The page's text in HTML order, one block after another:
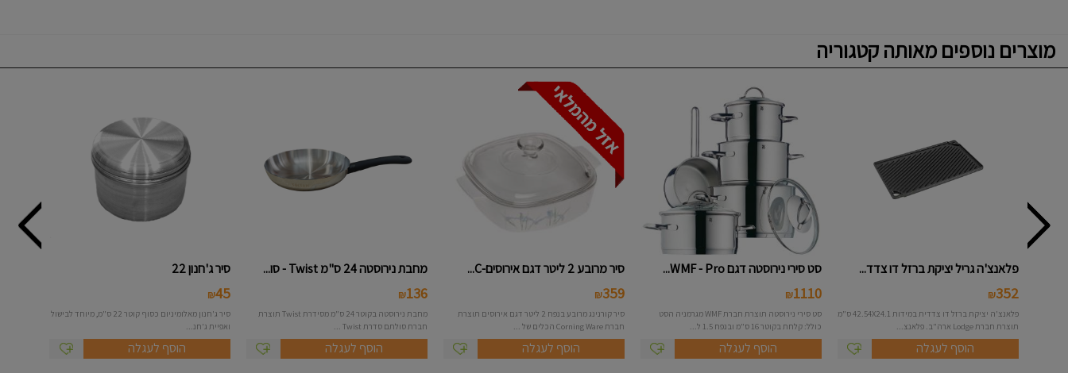
מוצרים נוספים מאותה קטגוריה
פלאנצ'ה גריל יציקת ברזל דו צדד...
352
₪
פלאנצ'ה יציקת ברזל דו צדדית במידות 42.54X24.1 ס"מ
תוצרת חברת Lodge ארה"ב. פלאנצ...
הוסף לעגלה
סט סירי נירוסטה דגם WMF - Pro...
1110
₪
סט סירי נירוסטה תוצרת חברת WMF מגרמניה הסט
כולל: קלחת בקוטר 16 ס"מ ובנפח 1.5 ל...
הוסף לעגלה
סיר מרובע 2 ליטר דגם אירוסים-C...
359
₪
סיר קורנינג מרובע בנפח 2 ליטר דגם אירוסים תוצרת
חברת Corning Ware הכלים של ...
הוסף לעגלה
מחבת נירוסטה 24 ס"מ Twist - סו...
136
₪
מחבת נירוסטה בקוטר 24 ס"מ מסידרת Twist תוצרת
חברת סולתם סדרת Twist ...
הוסף לעגלה
סיר ג'חנון 22
45
₪
סיר ג'חנון מאלומיניום כסוף קוטר 22 ס"מ, מיוחד לבישול
ואפיית ג'חנ...
הוסף לעגלה